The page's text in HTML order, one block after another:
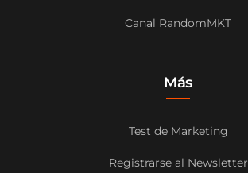
Canal RandomMKT
Más
Test de Marketing
Registrarse al Newsletter